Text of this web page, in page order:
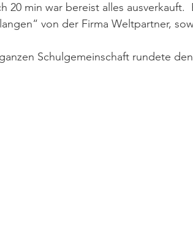
20 min war bereist alles ausverkauft.
von der Firma Weltpartner,
Schulgemeinschaft rundete